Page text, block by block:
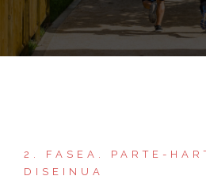
2. FASEA. PARTE-
DISEINUA